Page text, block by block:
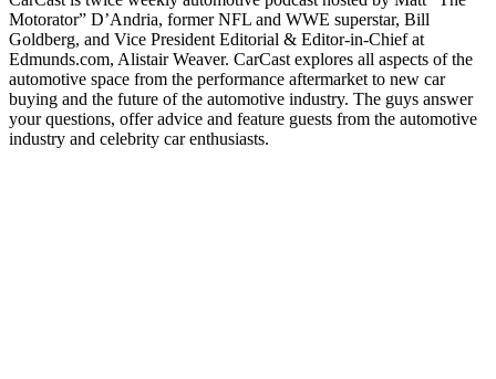
Motorator” D’Andria, former NFL and WWE superstar, Bill
Goldberg, and Vice President Editorial & Editor-in-Chief at
Edmunds.com, Alistair Weaver. CarCast explores all aspects of the
automotive space from the performance aftermarket to new car
buying and the future of the automotive industry. The guys answer
your questions, offer advice and feature guests from the automotive
industry and celebrity car enthusiasts.